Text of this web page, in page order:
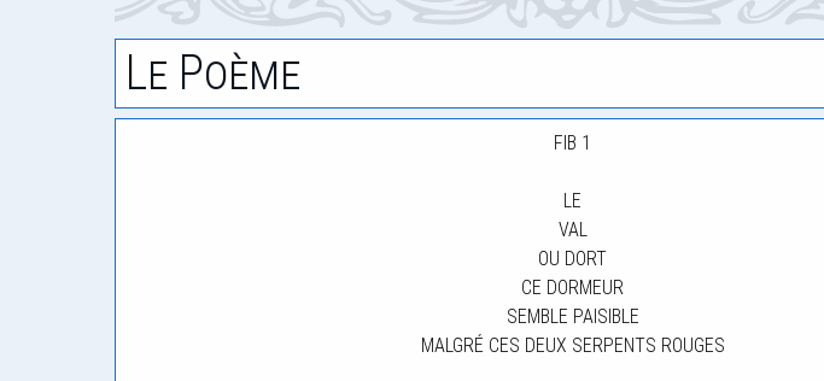
Le Poème
FIB 1
LE
VAL
OU DORT
CE DORMEUR
SEMBLE PAISIBLE
MALGRÉ CES DEUX SERPENTS ROUGES